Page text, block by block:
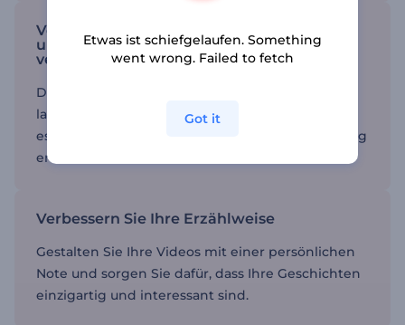
Verwenden Sie Vorlagen für Reisevideos,
um die Erstellung von Videos zu
vereinfachen.
Dank der intuitiven Plattform von Renderforest
lassen sich die Vorlagen ganz einfach anpassen -
es sind keine Kenntnisse in der Videobearbeitung
erforderlich.
Verbessern Sie Ihre Erzählweise
Gestalten Sie Ihre Videos mit einer persönlichen
Note und sorgen Sie dafür, dass Ihre Geschichten
einzigartig und interessant sind.
Etwas ist schiefgelaufen. Something
went wrong. Failed to fetch
Got it